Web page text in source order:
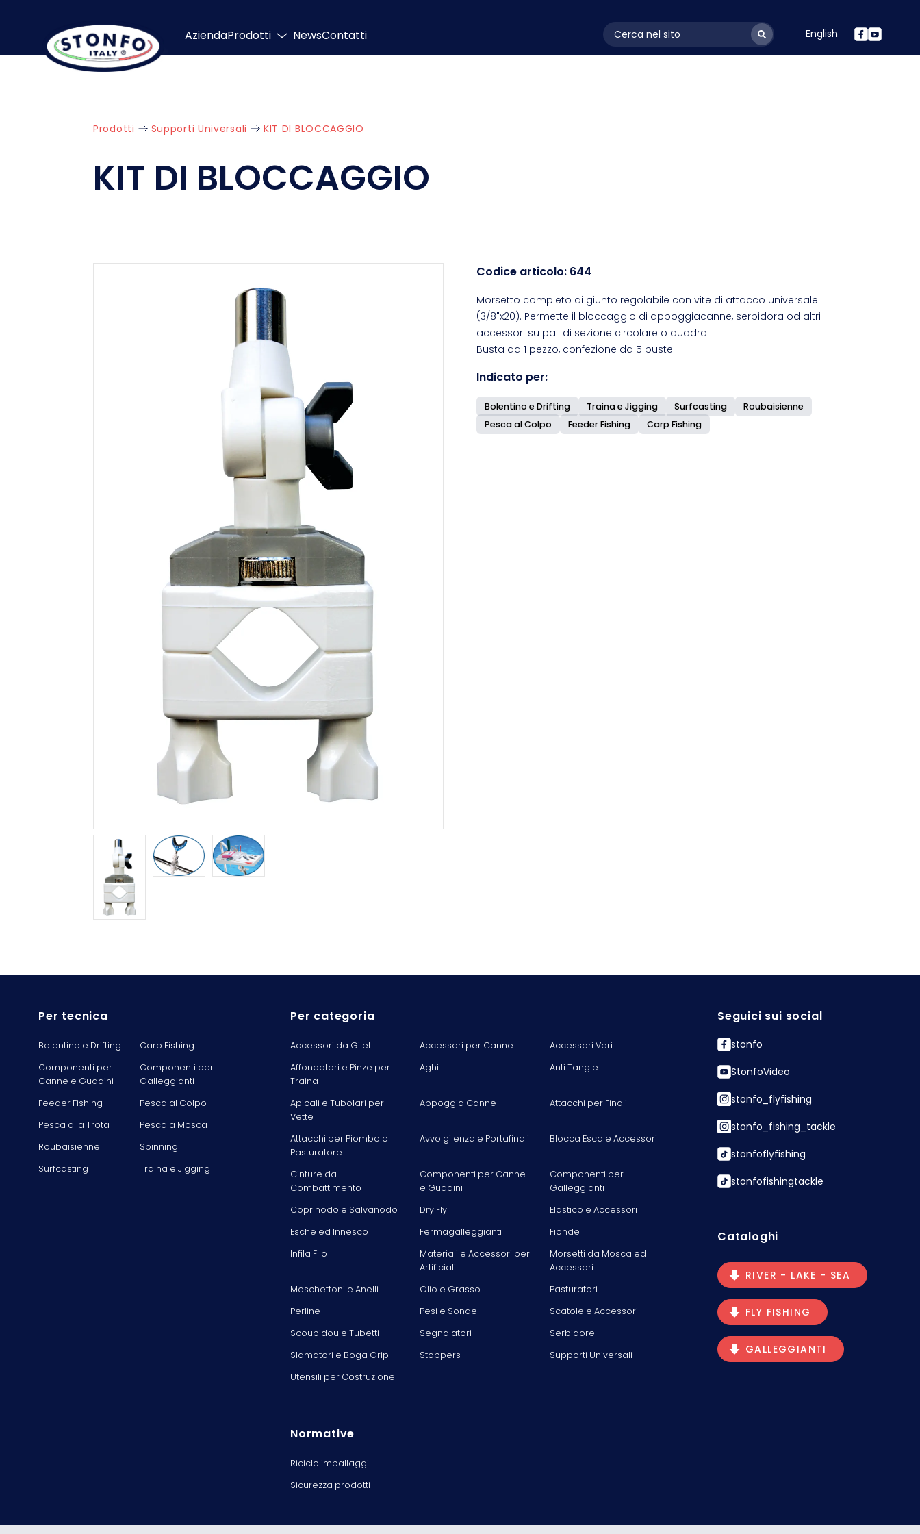
AziendaProdotti NewsContatti layoutSearchLabel English
Prodotti Supporti Universali KIT DI BLOCCAGGIO
KIT DI BLOCCAGGIO
Codice articolo: 644
Morsetto completo di giunto regolabile con vite di attacco universale
(3/8"x20). Permette il bloccaggio di appoggiacanne, serbidora od altri
accessori su pali di sezione circolare o quadra.
Busta da 1 pezzo, confezione da 5 buste
Indicato per:
Bolentino e Drifting Traina e Jigging Surfcasting
Roubaisienne
Pesca al Colpo
Feeder Fishing Carp Fishing
Per tecnica
Bolentino e Drifting
Carp Fishing
Componenti per
Canne e Guadini
Componenti per
Galleggianti
Feeder Fishing
Pesca al Colpo
Pesca alla Trota
Pesca a Mosca
Roubaisienne
Spinning
Surfcasting
Traina e Jigging
Per categoria
Accessori da Gilet Accessori per Canne
Accessori Vari
Affondatori e Pinze per
Traina
Aghi Anti Tangle
Apicali e Tubolari per
Vette
Appoggia Canne Attacchi per Finali
Attacchi per Piombo o
Pasturatore
Avvolgilenza e Portafinali Blocca Esca e Accessori
Cinture da
Combattimento
Componenti per Canne
e Guadini
Componenti per
Galleggianti
Coprinodo e Salvanodo
Dry Fly
Elastico e Accessori
Esche ed Innesco
Fermagalleggianti
Fionde
Infila Filo
Materiali e Accessori per
Artificiali
Morsetti da Mosca ed
Accessori
Moschettoni e Anelli
Olio e Grasso
Pasturatori
Perline
Pesi e Sonde
Scatole e Accessori
Scoubidou e Tubetti
Segnalatori
Serbidore
Slamatori e Boga Grip
Stoppers
Supporti Universali
Utensili per Costruzione
Normative
Riciclo imballaggi
Sicurezza prodotti
Seguici sui social
stonfo
StonfoVideo
stonfo_flyfishing
stonfo_fishing_tackle
stonfoflyfishing
stonfofishingtackle
Cataloghi
RIVER - LAKE - SEA
FLY FISHING
GALLEGGIANTI